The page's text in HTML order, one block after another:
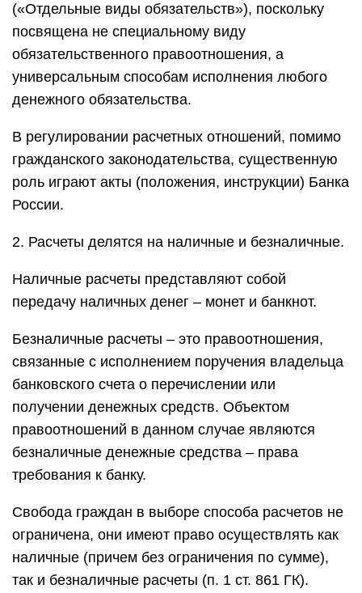
(«Отдельные виды обязательств»), поскольку
посвящена не специальному виду
обязательственного правоотношения, а
универсальным способам исполнения любого
денежного обязательства.
В регулировании расчетных отношений, помимо
гражданского законодательства, существенную
роль играют акты (положения, инструкции) Банка
России.
2. Расчеты делятся на наличные и безналичные.
Наличные расчеты представляют собой
передачу наличных денег – монет и банкнот.
Безналичные расчеты – это правоотношения,
связанные с исполнением поручения владельца
банковского счета о перечислении или
получении денежных средств. Объектом
правоотношений в данном случае являются
безналичные денежные средства – права
требования к банку.
Свобода граждан в выборе способа расчетов не
ограничена, они имеют право осуществлять как
наличные (причем без ограничения по сумме),
так и безналичные расчеты (п. 1 ст. 861 ГК).